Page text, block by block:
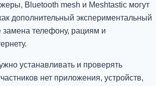
Bluetooth mesh и Meshtastic могут
дополнительный экспериментальный
замена телефону, рациям и
устанавливать и проверять
нет приложения, устройств,